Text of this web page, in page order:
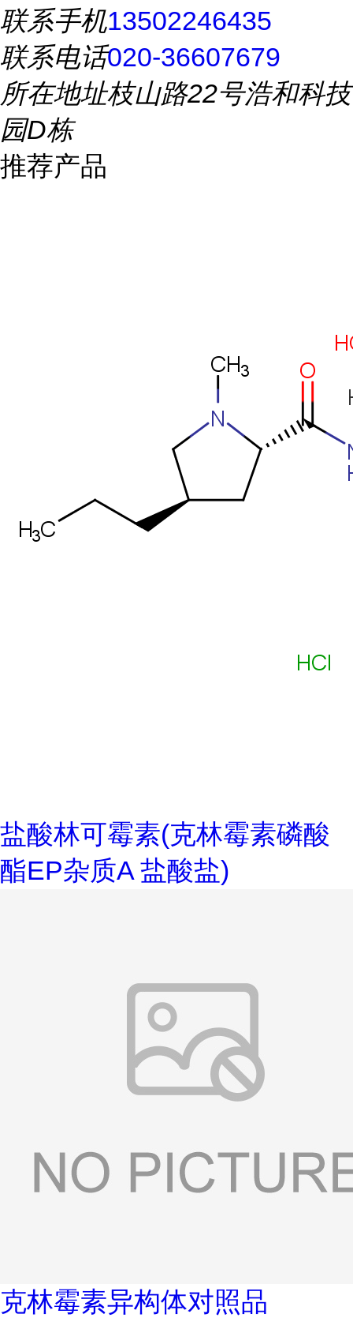
联系手机13502246435
联系电话020-36607679
所在地址枝山路22号浩和科技
园D栋
推荐产品
盐酸林可霉素(克林霉素磷酸
酯EP杂质A 盐酸盐)
克林霉素异构体对照品